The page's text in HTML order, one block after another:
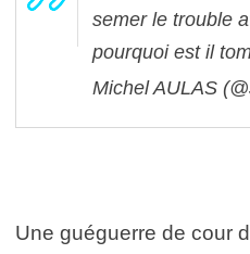
semer le trouble
pourquoi est il
Michel AULAS
Une guéguerre de cour